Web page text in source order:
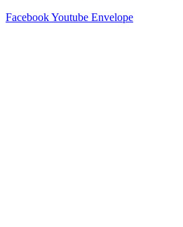
FacebookYoutube Envelope